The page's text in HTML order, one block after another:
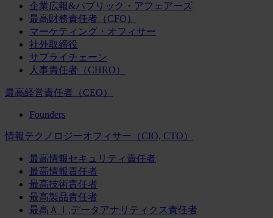
企業広報&パブリック・アフェアーズ
最高財務責任者（CFO）
マーケティング・オフィサー
社外取締役
サプライチェーン
人事責任者（CHRO）
最高経営責任者（CEO）
Founders
情報テクノロジーオフィサー（CIO, CTO）
最高情報セキュリティ責任者
最高情報責任者
最高技術責任者
最高製品責任者
最高ＡＩ,データアナリティクス責任者